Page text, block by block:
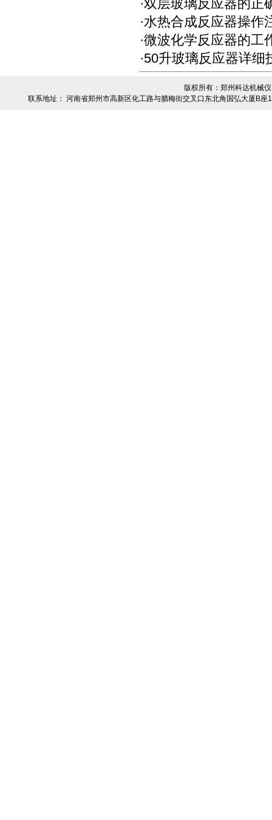
·双层玻璃反应器的正
·水热合成反应器操作
·微波化学反应器的工
·50升玻璃反应器详细
版权所有：郑州科达机械
联系地址： 河南省郑州市高新区化工路与腊梅街交叉口东北角国弘大厦